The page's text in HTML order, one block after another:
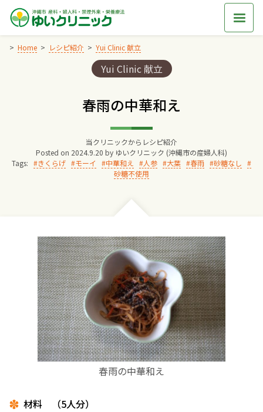
Skip
content
Home レシピ紹介 Yui Clinic 献立
Categories:
Yui Clinic 献立
春雨の中華和え
当クリニックからレシピ紹介
Posted on 2024.9.20 by ゆいクリニック (沖縄市の産婦人科)
Tags:
きくらげ モーイ 中華和え 人参 大葉 春雨
砂糖なし
砂糖不使用
春雨の中華和え
材料 （5人分）
院長からのごあいさつ
妊婦健診
お産について
親と子の結びつき支援
母乳育児